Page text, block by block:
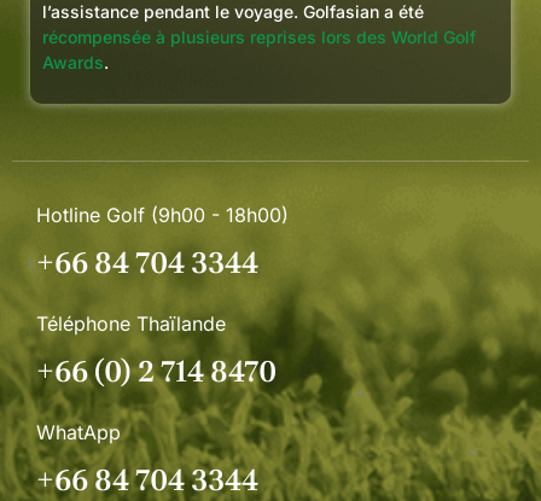
l’assistance pendant le voyage. Golfasian a été
récompensée à plusieurs reprises lors des World Golf
Awards.
Hotline Golf (9h00 - 18h00)
+66 84 704 3344
Téléphone Thaïlande
+66 (0) 2 714 8470
WhatApp
+66 84 704 3344